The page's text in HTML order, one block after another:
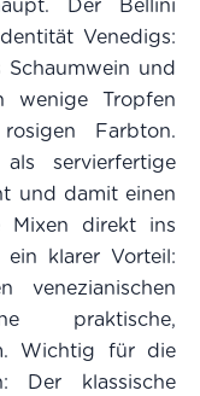
Der Bellini
Venedigs:
Schaumwein und
wenige Tropfen
Farbton.
servierfertige
und damit einen
Mixen direkt ins
klarer Vorteil:
praktische,
Wichtig für die
Der klassische